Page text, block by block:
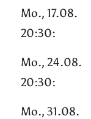
Mo., 17.08.
20:30:
Mo., 24.08.
20:30:
Mo., 31.08.